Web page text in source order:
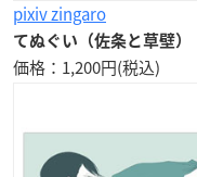
pixiv zingaro
てぬぐい（佐条と草壁）
価格：1,200円(税込)